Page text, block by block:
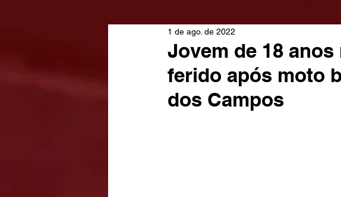
Jovem de 18
ferido após moto
dos Campos
1 de ago. de 2022